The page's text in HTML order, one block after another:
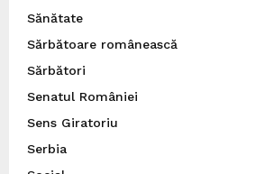
Sănătate
Sărbătoare românească
Sărbători
Senatul României
Sens Giratoriu
Serbia